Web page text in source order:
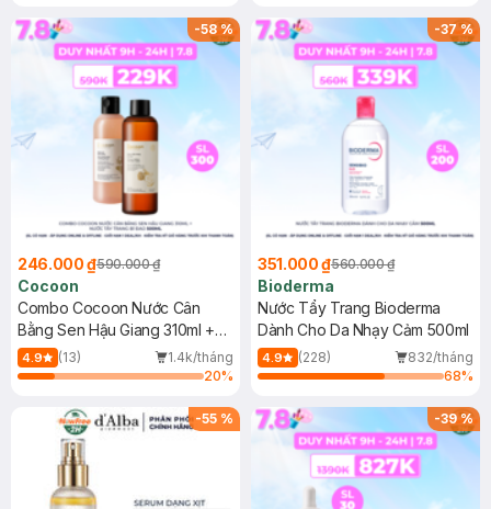
-58%
246.000 ₫590.000 ₫
Cocoon
Combo Cocoon Nước Cân
Bằng Sen Hậu Giang 310ml +
Nước Tẩy Trang Bí Đao 500ml
4.9 (13)
1.4k/tháng
20%
-37%
351.000 ₫560.000 ₫
Bioderma
Nước Tẩy Trang Bioderma
Dành Cho Da Nhạy Cảm 500ml
4.9 (228)
832/tháng
68%
-55 % -39%